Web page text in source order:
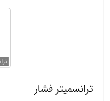
ترانسمیتر فشار